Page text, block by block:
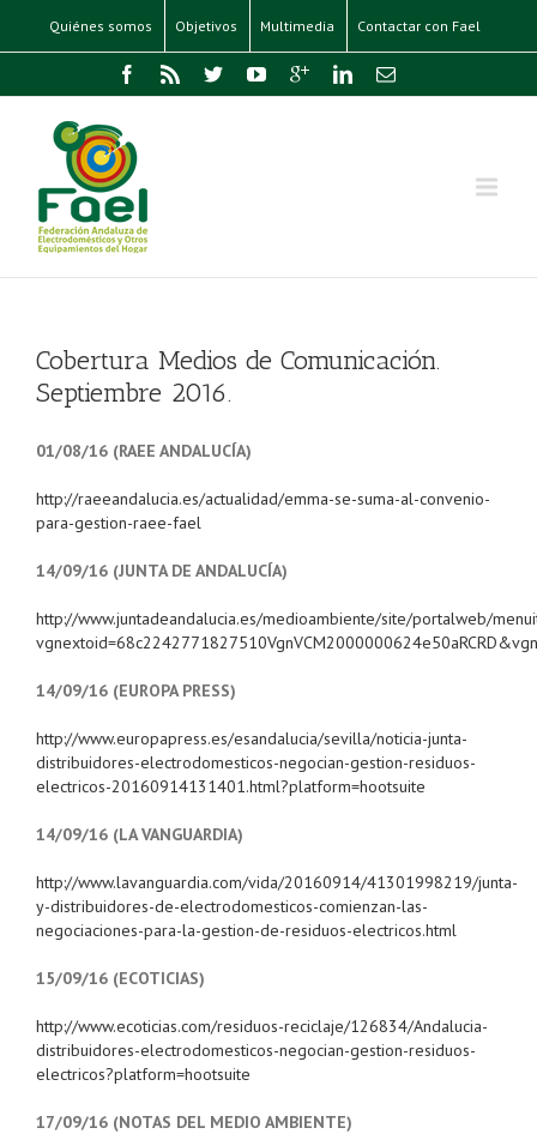
Quiénes somos Objetivos Multimedia Contactar con Fael
Cobertura Medios de Comunicación.
Septiembre 2016.
01/08/16 (RAEE ANDALUCÍA)
http://raeeandalucia.es/actualidad/emma-se-suma-al-convenio-
para-gestion-raee-fael
14/09/16 (JUNTA DE ANDALUCÍA)
http://www.juntadeandalucia.es/medioambiente/site/portalweb/
14/09/16 (EUROPA PRESS)
http://www.europapress.es/esandalucia/sevilla/noticia-junta-
distribuidores-electrodomesticos-negocian-gestion-residuos-
electricos-20160914131401.html?platform=hootsuite
14/09/16 (LA VANGUARDIA)
http://www.lavanguardia.com/vida/20160914/41301998219/junta-
y-distribuidores-de-electrodomesticos-comienzan-las-
negociaciones-para-la-gestion-de-residuos-electricos.html
15/09/16 (ECOTICIAS)
http://www.ecoticias.com/residuos-reciclaje/126834/Andalucia-
distribuidores-electrodomesticos-negocian-gestion-residuos-
electricos?platform=hootsuite
17/09/16 (NOTAS DEL MEDIO AMBIENTE)